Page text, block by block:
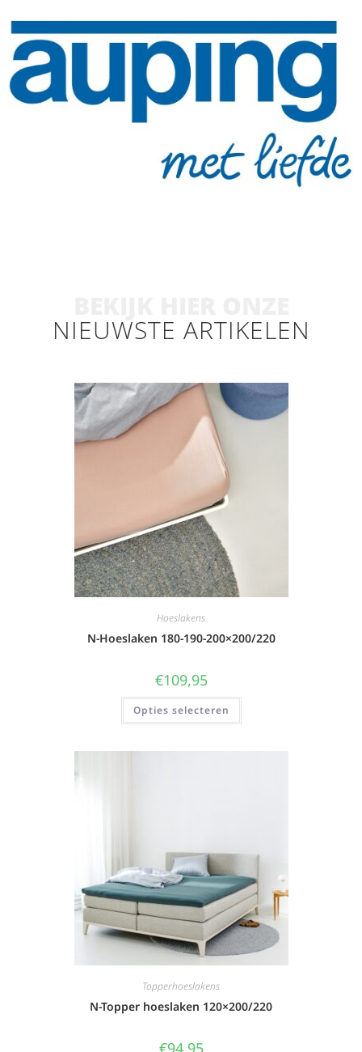
NIEUWSTE ARTIKELEN
Hoeslakens
N-Hoeslaken 180-190-200×200/220
€109,95
Opties selecteren
Topperhoeslakens
N-Topper hoeslaken 120×200/220
€94,95